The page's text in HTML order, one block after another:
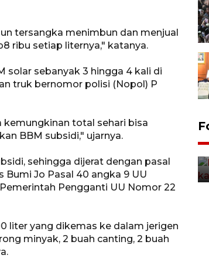
tersangka menimbun dan menjual
ribu setiap liternya," katanya.
solar sebanyak 3 hingga 4 kali di
truk bernomor polisi (Nopol) P
kemungkinan total sehari bisa
BBM subsidi," ujarnya.
sehingga dijerat dengan pasal
Bumi Jo Pasal 40 angka 9 UU
Pengganti UU Nomor 22
liter yang dikemas ke dalam jerigen
minyak, 2 buah canting, 2 buah
Uji fungsi jembatan kereta api
di Jember